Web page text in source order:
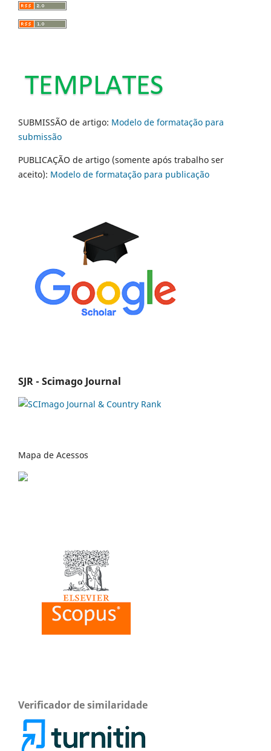
SUBMISSÃO de artigo: Modelo de formatação para
submissão
PUBLICAÇÃO de artigo (somente após trabalho ser
aceito): Modelo de formatação para publicação
SJR - Scimago Journal
Mapa de Acessos
Verificador de similaridade